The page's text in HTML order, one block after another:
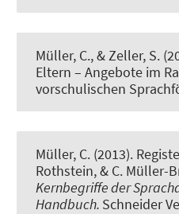
Müller, C., & Zeller, S.
Eltern – Angebote im
vorschulischen
Müller, C. (2013).
Rothstein, & C. Müller-
Kernbegriffe der
Handbuch. Schneider